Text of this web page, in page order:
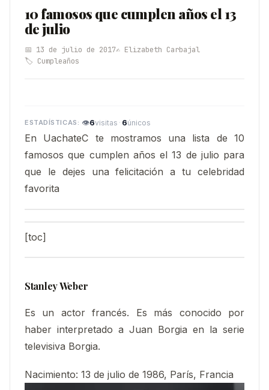
10 famosos que cumplen años el 13
de julio
📅 13 de julio de 2017✍️ Elizabeth Carbajal
🏷️ Cumpleaños
👁6visitas · 6únicos
En UachateC te mostramos una lista de 10
famosos que cumplen años el 13 de julio para
que le dejes una felicitación a tu celebridad
favorita
[toc]
Stanley Weber
Es un actor francés. Es más conocido por
haber interpretado a Juan Borgia en la serie
televisiva Borgia.
Nacimiento: 13 de julio de 1986, París, Francia